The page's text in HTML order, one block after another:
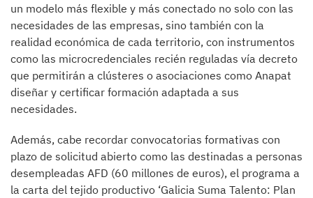
un modelo más flexible y más conectado no solo con las
necesidades de las empresas, sino también con la
realidad económica de cada territorio, con instrumentos
como las microcredenciales recién reguladas vía decreto
que permitirán a clústeres o asociaciones como Anapat
diseñar y certificar formación adaptada a sus
necesidades.
Además, cabe recordar convocatorias formativas con
plazo de solicitud abierto como las destinadas a personas
desempleadas AFD (60 millones de euros), el programa a
la carta del tejido productivo ‘Galicia Suma Talento: Plan